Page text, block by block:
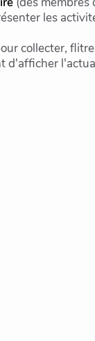
les
collecter,
d'afficher